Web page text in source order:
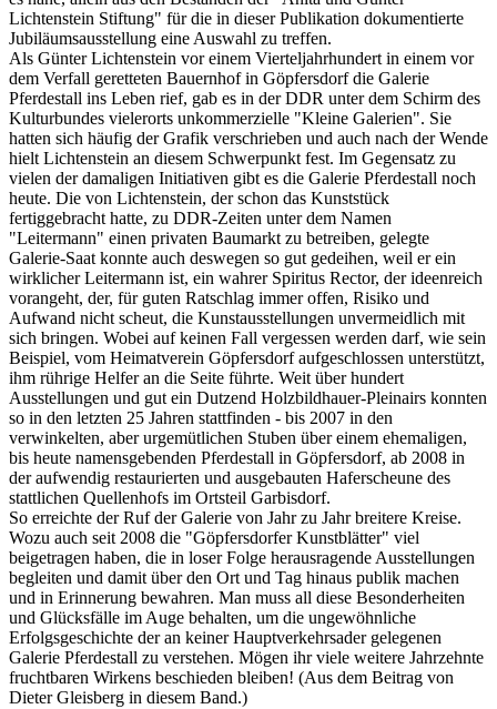
Lichtenstein Stiftung" für die in dieser Publikation dokumentierte
Jubiläumsausstellung eine Auswahl zu treffen.
Als Günter Lichtenstein vor einem Vierteljahrhundert in einem vor
dem Verfall geretteten Bauernhof in Göpfersdorf die Galerie
Pferdestall ins Leben rief, gab es in der DDR unter dem Schirm des
Kulturbundes vielerorts unkommerzielle "Kleine Galerien". Sie
hatten sich häufig der Grafik verschrieben und auch nach der Wende
hielt Lichtenstein an diesem Schwerpunkt fest. Im Gegensatz zu
vielen der damaligen Initiativen gibt es die Galerie Pferdestall noch
heute. Die von Lichtenstein, der schon das Kunststück
fertiggebracht hatte, zu DDR-Zeiten unter dem Namen
"Leitermann" einen privaten Baumarkt zu betreiben, gelegte
Galerie-Saat konnte auch deswegen so gut gedeihen, weil er ein
wirklicher Leitermann ist, ein wahrer Spiritus Rector, der ideenreich
vorangeht, der, für guten Ratschlag immer offen, Risiko und
Aufwand nicht scheut, die Kunstausstellungen unvermeidlich mit
sich bringen. Wobei auf keinen Fall vergessen werden darf, wie sein
Beispiel, vom Heimatverein Göpfersdorf aufgeschlossen unterstützt,
ihm rührige Helfer an die Seite führte. Weit über hundert
Ausstellungen und gut ein Dutzend Holzbildhauer-Pleinairs konnten
so in den letzten 25 Jahren stattfinden - bis 2007 in den
verwinkelten, aber urgemütlichen Stuben über einem ehemaligen,
bis heute namensgebenden Pferdestall in Göpfersdorf, ab 2008 in
der aufwendig restaurierten und ausgebauten Haferscheune des
stattlichen Quellenhofs im Ortsteil Garbisdorf.
So erreichte der Ruf der Galerie von Jahr zu Jahr breitere Kreise.
Wozu auch seit 2008 die "Göpfersdorfer Kunstblätter" viel
beigetragen haben, die in loser Folge herausragende Ausstellungen
begleiten und damit über den Ort und Tag hinaus publik machen
und in Erinnerung bewahren. Man muss all diese Besonderheiten
und Glücksfälle im Auge behalten, um die ungewöhnliche
Erfolgsgeschichte der an keiner Hauptverkehrsader gelegenen
Galerie Pferdestall zu verstehen. Mögen ihr viele weitere Jahrzehnte
fruchtbaren Wirkens beschieden bleiben! (Aus dem Beitrag von
Dieter Gleisberg in diesem Band.)